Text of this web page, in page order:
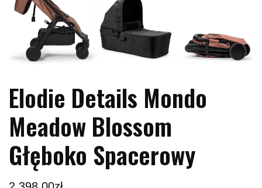
Elodie Details Mondo
Meadow Blossom
Głęboko Spacerowy